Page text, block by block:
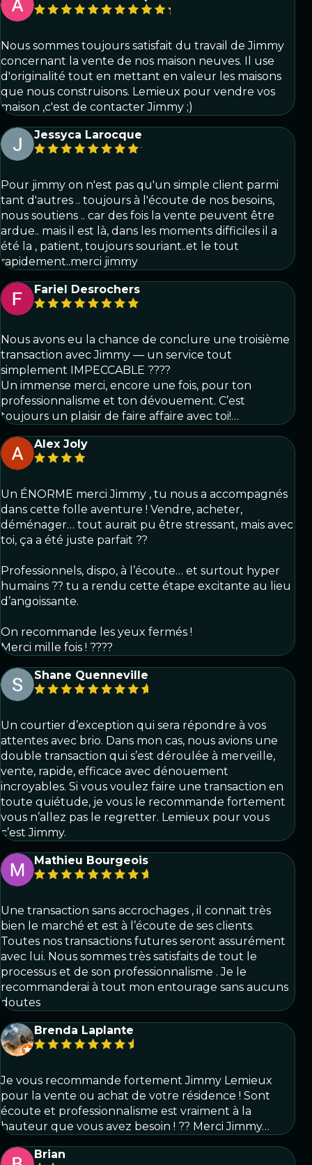
Nous sommes toujours satisfait du travail de Jimmy
concernant la vente de nos maison neuves. Il use
d'originalité tout en mettant en valeur les maisons
que nous construisons. Lemieux pour vendre vos
maison ,c'est de contacter Jimmy ;)
Jessyca Larocque
Pour jimmy on n'est pas qu'un simple client parmi
tant d'autres .. toujours à l'écoute de nos besoins,
nous soutiens .. car des fois la vente peuvent être
ardue.. mais il est là, dans les moments difficiles il a
été la , patient, toujours souriant..et le tout
rapidement..merci jimmy
Fariel Desrochers
Nous avons eu la chance de conclure une troisième
transaction avec Jimmy — un service tout
simplement IMPECCABLE ????
Un immense merci, encore une fois, pour ton
professionnalisme et ton dévouement. C’est
toujours un plaisir de faire affaire avec toi!…
Alex Joly
Un ÉNORME merci Jimmy , tu nous a accompagnés
dans cette folle aventure ! Vendre, acheter,
déménager… tout aurait pu être stressant, mais avec
toi, ça a été juste parfait ??
Professionnels, dispo, à l’écoute… et surtout hyper
humains ?? tu a rendu cette étape excitante au lieu
d’angoissante.
On recommande les yeux fermés !
Merci mille fois ! ????
Shane Quenneville
Un courtier d’exception qui sera répondre à vos
attentes avec brio. Dans mon cas, nous avions une
double transaction qui s’est déroulée à merveille,
vente, rapide, efficace avec dénouement
incroyables. Si vous voulez faire une transaction en
toute quiétude, je vous le recommande fortement
vous n’allez pas le regretter. Lemieux pour vous
c’est Jimmy.
Mathieu Bourgeois
Une transaction sans accrochages , il connait très
bien le marché et est à l’écoute de ses clients.
Toutes nos transactions futures seront assurément
avec lui. Nous sommes très satisfaits de tout le
processus et de son professionnalisme . Je le
recommanderai à tout mon entourage sans aucuns
doutes
Brenda Laplante
Je vous recommande fortement Jimmy Lemieux
pour la vente ou achat de votre résidence ! Sont
écoute et professionnalisme est vraiment à la
hauteur que vous avez besoin ! ?? Merci Jimmy…
Brian